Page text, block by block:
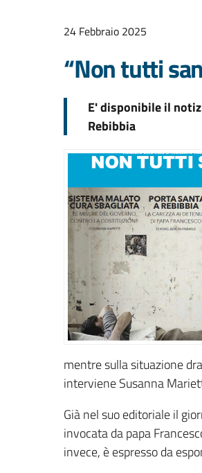
24 Febbraio 2025
“Non tutti
E' disponibile il
Rebibbia
mentre sulla situazione
interviene Susanna
Già nel suo editoriale il
invocata da papa
invece, è espresso da